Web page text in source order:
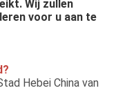
Wij zullen
voor u aan te
Hebei China van